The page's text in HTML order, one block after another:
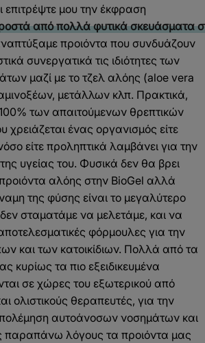
επιτρέψτε μου την έκφραση
από πολλά φυτικά σκευάσματα
προιόντα που συνδυάζουν
συνεργατικά τις ιδιότητες των
μαζί με το τζελ αλόης (aloe vera
μετάλλων κλπ. Πρακτικά,
των απαιτούμενων θρεπτικών
χρειάζεται ένας οργανισμός είτε
είτε προληπτικά λαμβάνει για την
υγείας του. Φυσικά δεν θα βρει
αλόης στην BioGel αλλά
της φύσης είναι το μεγαλύτερο
σταματάμε να μελετάμε, και να
φόρμουλες για την
και των κατοικίδιων. Πολλά από τα
κυρίως τα πιο εξειδικευμένα
σε χώρες του εξωτερικού από
ολιστικούς θεραπευτές, για την
αυτοάνοσων νοσημάτων και
παραπάνω λόγους τα προιόντα μας